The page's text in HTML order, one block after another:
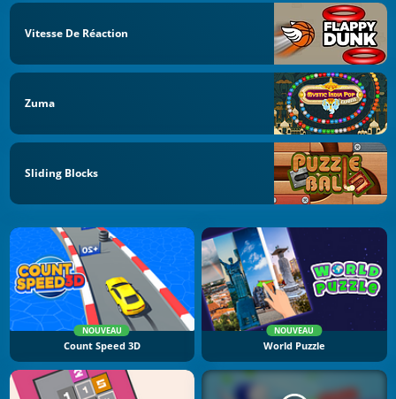
Vitesse De Réaction
Zuma
Sliding Blocks
NOUVEAU
Count Speed 3D
NOUVEAU
World Puzzle